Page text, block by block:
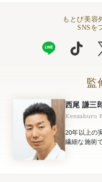
もとび美容
SNSを
監
西尾 謙三
Kenzaburo
20年以上の
繊細な施術